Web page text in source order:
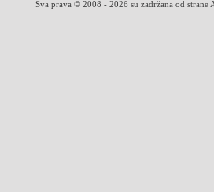
Sva prava © 2008 - 2026 su zadržana od strane